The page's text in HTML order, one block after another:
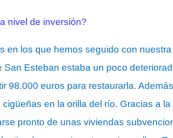
nivel de inversión?
en los que hemos seguido con
Esteban estaba un poco
98.000 euros para restaurarla.
en la orilla del río. Gracias a
pronto de unas viviendas